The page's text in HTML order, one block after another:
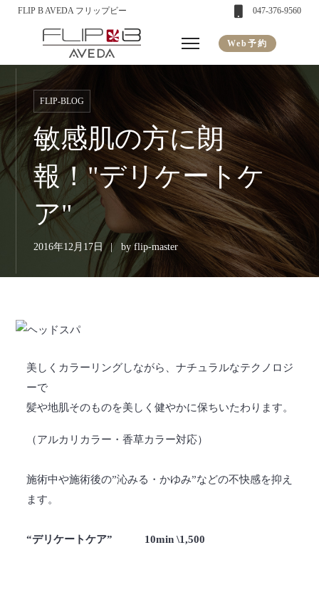
FLIP B AVEDA フリップビー 047-376-9560
Web予約
FLIP-BLOG
敏感肌の方に朗
報！"デリケートケ
ア"
2016年12月17日 byflip-master
美しくカラーリングしながら、ナチュラルなテクノロジ
ーで
髪や地肌そのものを美しく健やかに保ちいたわります。
（アルカリカラー・香草カラー対応）
施術中や施術後の”沁みる・かゆみ”などの不快感を抑え
ます。
“デリケートケア” 10min \1,500